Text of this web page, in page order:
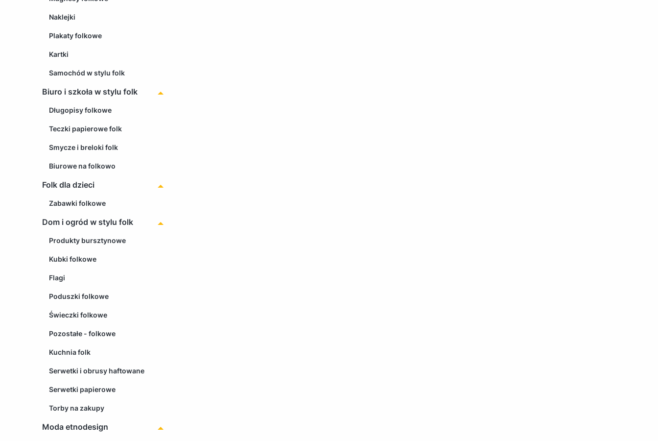
Naklejki
Plakaty folkowe
Kartki
Samochód w stylu folk
Biuro i szkoła w stylu folk
Długopisy folkowe
Teczki papierowe folk
Smycze i breloki folk
Biurowe na folkowo
Folk dla dzieci
Zabawki folkowe
Dom i ogród w stylu folk
Produkty bursztynowe
Kubki folkowe
Flagi
Poduszki folkowe
Świeczki folkowe
Pozostałe - folkowe
Kuchnia folk
Serwetki i obrusy haftowane
Serwetki papierowe
Torby na zakupy
Moda etnodesign